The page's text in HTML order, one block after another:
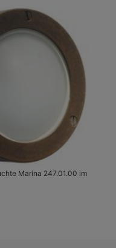
Marina 247.01.00 im